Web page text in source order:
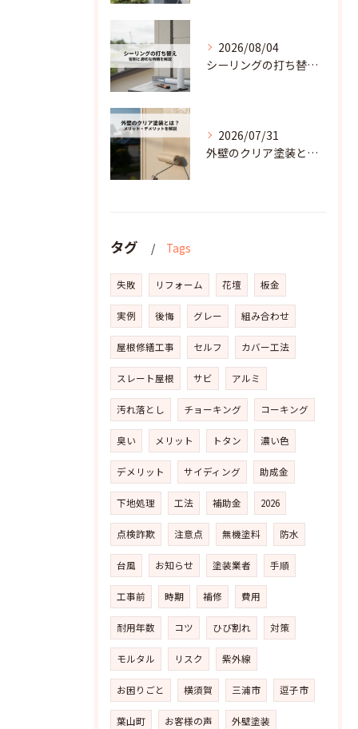
2026/08/04
シーリングの打ち替えとは？雨水の浸入を防ぐ役割と適切な時期を解説
2026/07/31
外壁のクリア塗装とは？その機能とメリット・デメリットを解説
タグ Tags
失敗 リフォーム 花壇 板金
実例 後悔 グレー 組み合わせ
屋根修繕工事 セルフ カバー工法
スレート屋根 サビ アルミ
汚れ落とし チョーキング コーキング
臭い メリット トタン 濃い色
デメリット サイディング 助成金
下地処理 工法 補助金 2026
点検詐欺 注意点 無機塗料 防水
台風 お知らせ 塗装業者 手順
工事前 時期 補修 費用
耐用年数 コツ ひび割れ 対策
モルタル リスク 紫外線
お困りごと 横須賀 三浦市 逗子市
葉山町 お客様の声 外壁塗装